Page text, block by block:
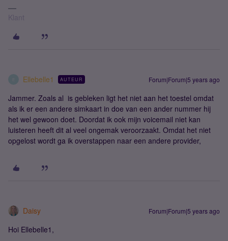
Klant
Ellebelle1 AUTEUR Forum|Forum|5 years ago
Jammer. Zoals al is gebleken ligt het niet aan het toestel omdat
als ik er een andere simkaart in doe van een ander nummer hij
het wel gewoon doet. Doordat ik ook mijn voicemail niet kan
luisteren heeft dit al veel ongemak veroorzaakt. Omdat het niet
opgelost wordt ga ik overstappen naar een andere provider,
Daisy Forum|Forum|5 years ago
Hoi Ellebelle1,